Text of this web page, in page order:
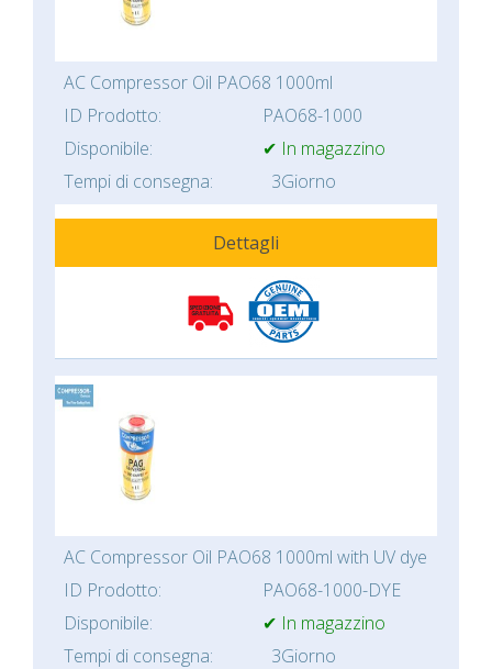
AC Compressor Oil PAO68 1000ml
ID Prodotto:
PAO68-1000
Disponibile:
✔ In magazzino
Tempi di consegna:
3Giorno
Dettagli
AC Compressor Oil PAO68 1000ml with UV dye
ID Prodotto:
PAO68-1000-DYE
Disponibile:
✔ In magazzino
Tempi di consegna:
3Giorno